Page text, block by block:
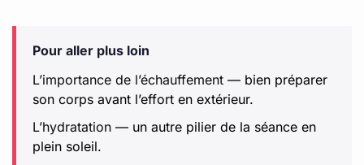
Pour aller plus loin
L’importance de l’échauffement — bien préparer
son corps avant l’effort en extérieur.
L’hydratation — un autre pilier de la séance en
plein soleil.